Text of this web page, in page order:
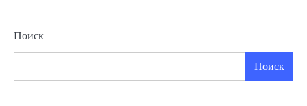
Поиск
Поиск